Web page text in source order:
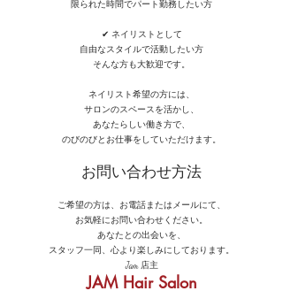
限られた時間でパート勤務したい方
✔ ネイリストとして
自由なスタイルで活動したい方
そんな方も大歓迎です。
ネイリスト希望の方には、
サロンのスペースを活かし、
あなたらしい働き方で、
のびのびとお仕事をしていただけます。
お問い合わせ方法
ご希望の方は、お電話またはメールにて、
お気軽にお問い合わせください。
あなたとの出会いを、
スタッフ一同、心より楽しみにしております。
Jam 店主
JAM Hair Salon